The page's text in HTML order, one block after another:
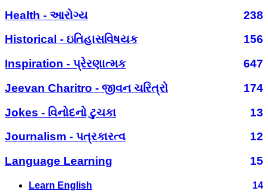
Health - આરોગ્ય
238
Historical - ઇતિહાસવિષયક
156
Inspiration - પ્રેરણાત્મક
647
Jeevan Charitro - જીવન ચરિત્રો
174
Jokes - વિનોદનો ટુચકા
13
Journalism - પત્રકારત્વ
12
Language Learning
15
Learn English 14